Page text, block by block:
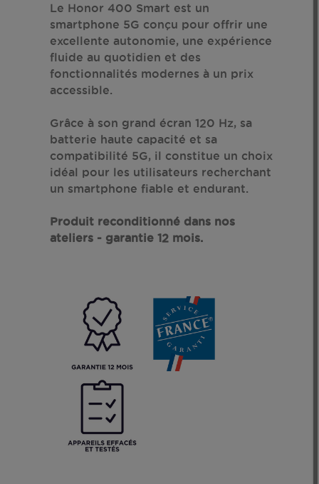
Le Honor 400 Smart est un
smartphone 5G conçu pour offrir une
excellente autonomie, une expérience
fluide au quotidien et des
fonctionnalités modernes à un prix
accessible.
Grâce à son grand écran 120 Hz, sa
batterie haute capacité et sa
compatibilité 5G, il constitue un choix
idéal pour les utilisateurs recherchant
un smartphone fiable et endurant.
Produit reconditionné dans nos
ateliers - garantie 12 mois.